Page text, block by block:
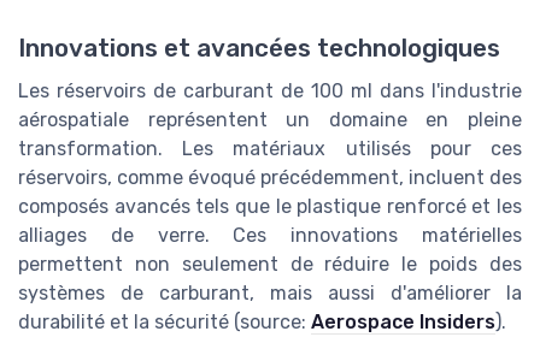
Innovations et avancées technologiques
Les réservoirs de carburant de 100 ml dans l'industrie
aérospatiale représentent un domaine en pleine
transformation. Les matériaux utilisés pour ces
réservoirs, comme évoqué précédemment, incluent des
composés avancés tels que le plastique renforcé et les
alliages de verre. Ces innovations matérielles
permettent non seulement de réduire le poids des
systèmes de carburant, mais aussi d'améliorer la
durabilité et la sécurité (source: Aerospace Insiders).